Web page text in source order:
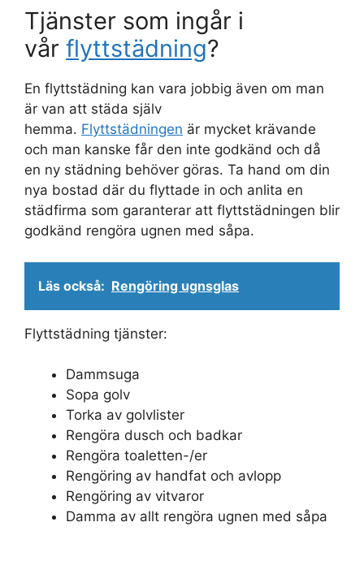
Tjänster som ingår i
vår flyttstädning?
En flyttstädning kan vara jobbig även om man
är van att städa själv
hemma. Flyttstädningen är mycket krävande
och man kanske får den inte godkänd och då
en ny städning behöver göras. Ta hand om din
nya bostad där du flyttade in och anlita en
städfirma som garanterar att flyttstädningen blir
godkänd rengöra ugnen med såpa.
Läs också: Rengöring ugnsglas
Flyttstädning tjänster:
Dammsuga
Sopa golv
Torka av golvlister
Rengöra dusch och badkar
Rengöra toaletten-/er
Rengöring av handfat och avlopp
Rengöring av vitvaror
Damma av allt rengöra ugnen med såpa